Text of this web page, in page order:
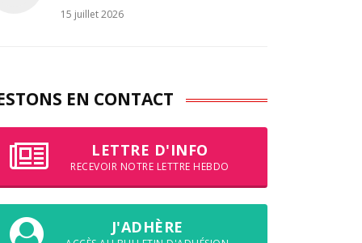
15 juillet 2026
EN CONTACT
LETTRE D'INFO
RECEVOIR NOTRE LETTRE HEBDO
J'ADHÈRE